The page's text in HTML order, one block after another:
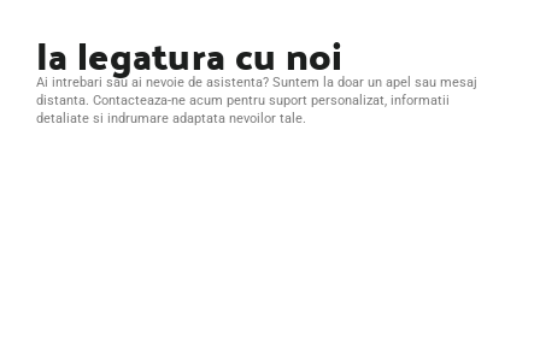
Ia legatura cu noi
Ai intrebari sau ai nevoie de asistenta? Suntem la doar un apel sau mesaj
distanta. Contacteaza-ne acum pentru suport personalizat, informatii
detaliate si indrumare adaptata nevoilor tale.